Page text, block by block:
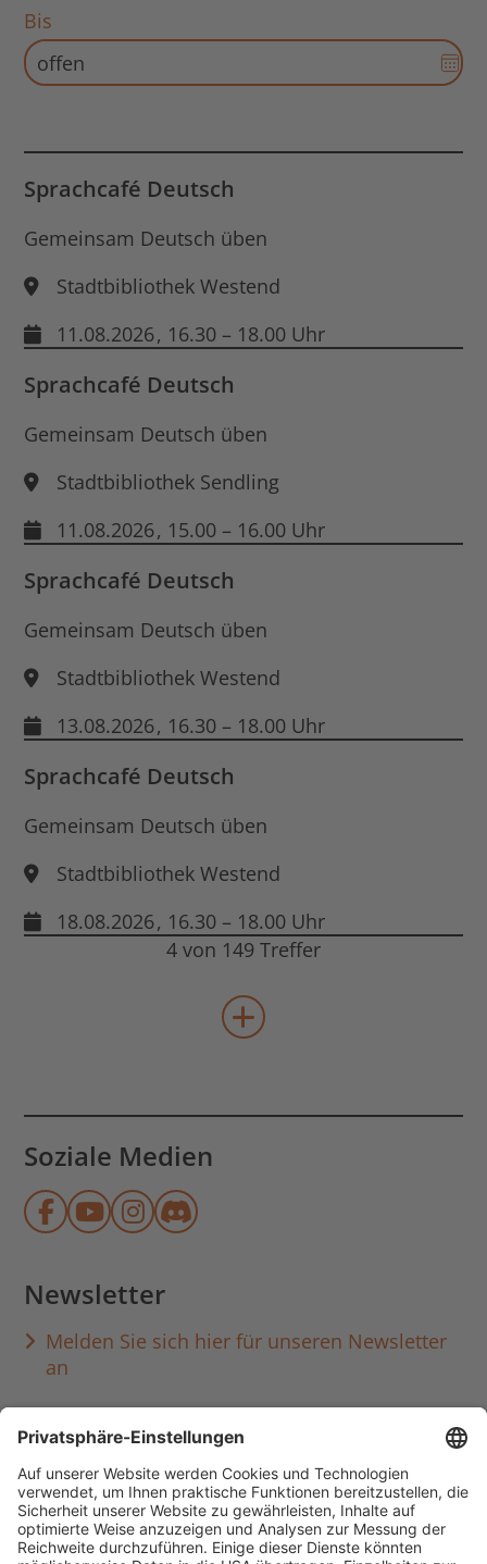
Bis
Sprachcafé Deutsch
Gemeinsam Deutsch üben
Stadtbibliothek Westend
11.08.2026, 16.30 – 18.00 Uhr
Sprachcafé Deutsch
Gemeinsam Deutsch üben
Stadtbibliothek Sendling
11.08.2026, 15.00 – 16.00 Uhr
Sprachcafé Deutsch
Gemeinsam Deutsch üben
Stadtbibliothek Westend
13.08.2026, 16.30 – 18.00 Uhr
Sprachcafé Deutsch
Gemeinsam Deutsch üben
Stadtbibliothek Westend
18.08.2026, 16.30 – 18.00 Uhr
4 von 149 Treffer
mehr Veranstaltungen
Soziale Medien
Münchner Stadtbibliothek auf
Münchner Stadtbibliothek auf
Münchner Stadtbibliothek
Münchner
Newsletter
Melden Sie sich hier für unseren Newsletter
an
Häufig aufgerufen
Standorte & Öffnungszeiten
anmelden & ausleihen